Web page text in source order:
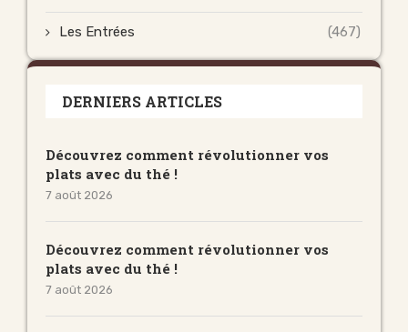
Les Entrées (467)
DERNIERS ARTICLES
Découvrez comment révolutionner vos
plats avec du thé !
7 août 2026
Découvrez comment révolutionner vos
plats avec du thé !
7 août 2026